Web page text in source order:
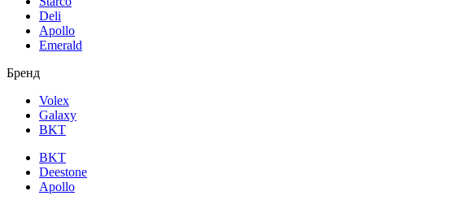
Deli
Apollo
Emerald
Бренд
Volex
Galaxy
BKT
BKT
Deestone
Apollo